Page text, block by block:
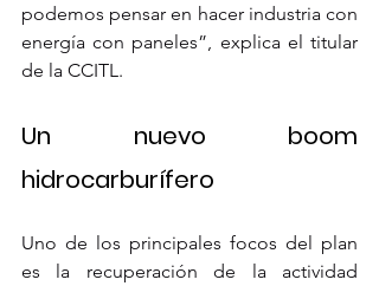
podemos pensar en hacer industria con
energía con paneles”, explica el titular
de la CCITL.
Un nuevo boom
hidrocarburífero
Uno de los principales focos del plan
es la recuperación de la actividad